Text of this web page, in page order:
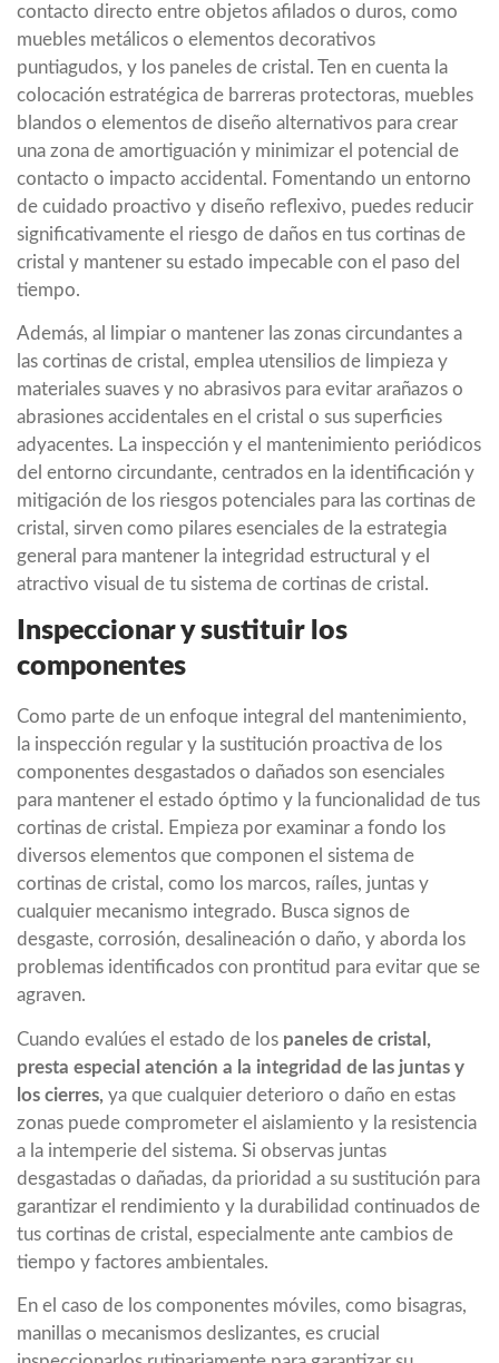
contacto directo entre objetos afilados o duros, como
muebles metálicos o elementos decorativos
puntiagudos, y los paneles de cristal. Ten en cuenta la
colocación estratégica de barreras protectoras, muebles
blandos o elementos de diseño alternativos para crear
una zona de amortiguación y minimizar el potencial de
contacto o impacto accidental. Fomentando un entorno
de cuidado proactivo y diseño reflexivo, puedes reducir
significativamente el riesgo de daños en tus cortinas de
cristal y mantener su estado impecable con el paso del
tiempo.
Además, al limpiar o mantener las zonas circundantes a
las cortinas de cristal, emplea utensilios de limpieza y
materiales suaves y no abrasivos para evitar arañazos o
abrasiones accidentales en el cristal o sus superficies
adyacentes. La inspección y el mantenimiento periódicos
del entorno circundante, centrados en la identificación y
mitigación de los riesgos potenciales para las cortinas de
cristal, sirven como pilares esenciales de la estrategia
general para mantener la integridad estructural y el
atractivo visual de tu sistema de cortinas de cristal.
Inspeccionar y sustituir los
componentes
Como parte de un enfoque integral del mantenimiento,
la inspección regular y la sustitución proactiva de los
componentes desgastados o dañados son esenciales
para mantener el estado óptimo y la funcionalidad de tus
cortinas de cristal. Empieza por examinar a fondo los
diversos elementos que componen el sistema de
cortinas de cristal, como los marcos, raíles, juntas y
cualquier mecanismo integrado. Busca signos de
desgaste, corrosión, desalineación o daño, y aborda los
problemas identificados con prontitud para evitar que se
agraven.
Cuando evalúes el estado de los paneles de cristal,
presta especial atención a la integridad de las juntas y
los cierres, ya que cualquier deterioro o daño en estas
zonas puede comprometer el aislamiento y la resistencia
a la intemperie del sistema. Si observas juntas
desgastadas o dañadas, da prioridad a su sustitución para
garantizar el rendimiento y la durabilidad continuados de
tus cortinas de cristal, especialmente ante cambios de
tiempo y factores ambientales.
En el caso de los componentes móviles, como bisagras,
manillas o mecanismos deslizantes, es crucial